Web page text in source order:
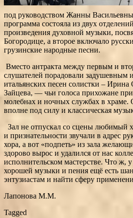
под руководством Жанны
программа состояла из двух
произведения духовной музыки,
Богородице, а второе включало
грузинские народные песни.
Вместо антракта между первым и
слушателей порадовали задушевным
итальянских песен солистки –
Зайцева, — чьи голоса прихожане
молебнах и ночных службах в храме.
вполне под силу и классическая
Зал не отпускал со сцены любимый
и признательности звучали в адрес
хора, а вот «подпеть» из зала
здорово вырос и удалился от нас
исполнительском мастерстве. Что ж,
хорошей музыки и пения ещё есть
энтузиастам и найти сферу
Лапонова М.М.
Tagged